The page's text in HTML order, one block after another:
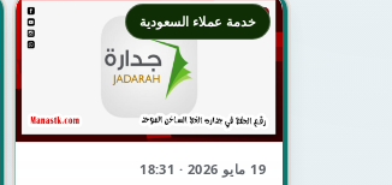
19 مايو 2026 · 18:31
خدمة عملاء السعودية